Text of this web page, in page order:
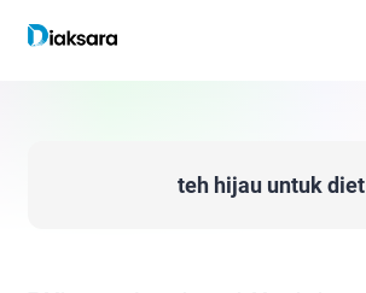
teh hijau untuk diet